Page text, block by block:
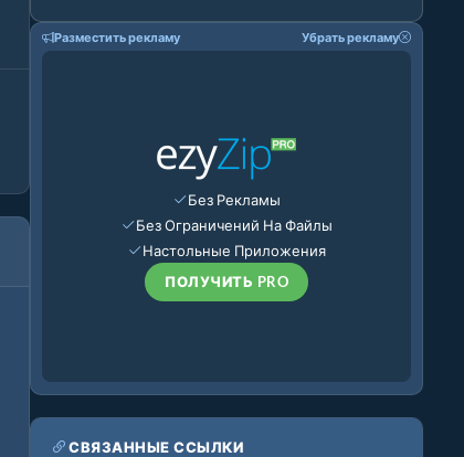
Разместить рекламу Убрать рекламу
Без Рекламы
Без Ограничений На Файлы
Настольные Приложения
ПОЛУЧИТЬ PRO
СВЯЗАННЫЕ ССЫЛКИ